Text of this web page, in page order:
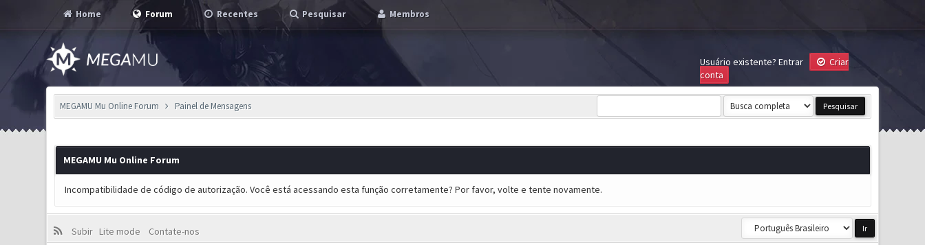
Home Forum Recentes Pesquisar Membros
Usuário existente? Entrar
Criar
conta
MEGAMU Mu Online Forum Painel de Mensagens
MEGAMU Mu Online Forum
Incompatibilidade de código de autorização. Você está acessando esta função corretamente? Por favor, volte e tente novamente.
Subir Lite mode
Contate-nos